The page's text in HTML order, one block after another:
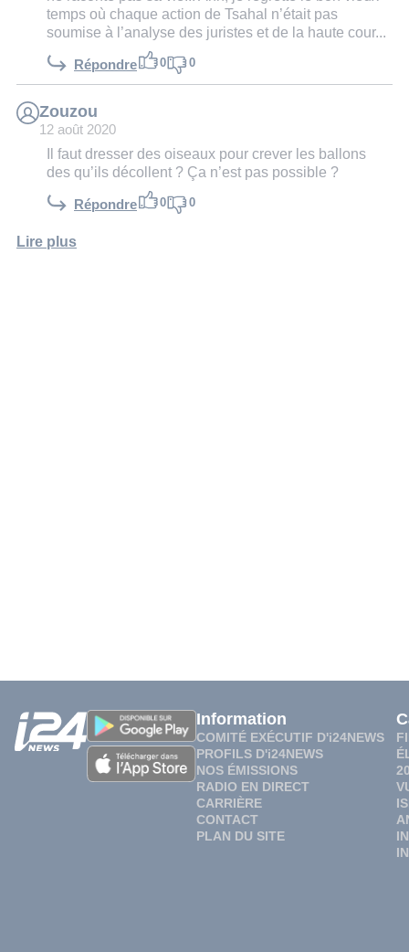
temps où chaque action de Tsahal n’était pas
soumise à l’analyse des juristes et de la haute cour...
Répondre 0 0
Zouzou
12 août 2020
Il faut dresser des oiseaux pour crever les ballons
des qu’ils décollent ? Ça n’est pas possible ?
Répondre 0 0
Lire plus
Information
COMITÉ EXÉCUTIF D'i24NEWS
PROFILS D'i24NEWS
NOS ÉMISSIONS
RADIO EN DIRECT
CARRIÈRE
CONTACT
PLAN DU SITE